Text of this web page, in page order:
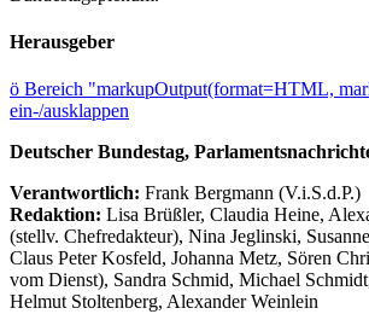
Herausgeber
ö Bereich "markupOutput(format=HTML,
ein-/ausklappen
Deutscher Bundestag,
Verantwortlich: Frank Bergmann (V.i.S.d.P.)
Redaktion: Lisa Brüßler, Claudia Heine,
(stellv. Chefredakteur), Nina Jeglinski,
Claus Peter Kosfeld, Johanna Metz, Sören
vom Dienst), Sandra Schmid, Michael
Helmut Stoltenberg, Alexander Weinlein